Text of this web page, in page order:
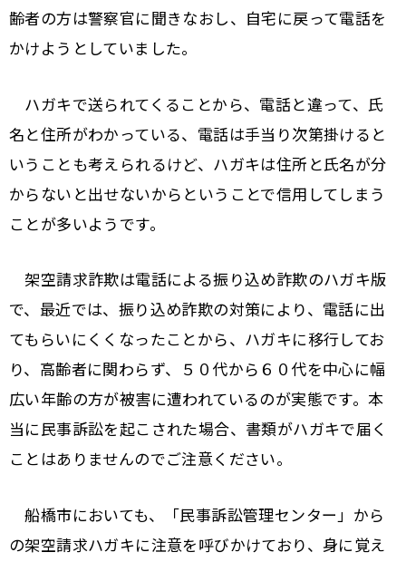
齢者の方は警察官に聞きなおし、自宅に戻って電話を
かけようとしていました。
ハガキで送られてくることから、電話と違って、氏
名と住所がわかっている、電話は手当り次第掛けると
いうことも考えられるけど、ハガキは住所と氏名が分
からないと出せないからということで信用してしまう
ことが多いようです。
架空請求詐欺は電話による振り込め詐欺のハガキ版
で、最近では、振り込め詐欺の対策により、電話に出
てもらいにくくなったことから、ハガキに移行してお
り、高齢者に関わらず、５０代から６０代を中心に幅
広い年齢の方が被害に遭われているのが実態です。本
当に民事訴訟を起こされた場合、書類がハガキで届く
ことはありませんのでご注意ください。
船橋市においても、「民事訴訟管理センター」から
の架空請求ハガキに注意を呼びかけており、身に覚え